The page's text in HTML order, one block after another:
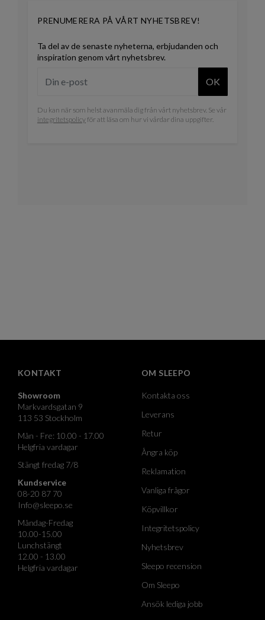
PRENUMERERA PÅ VÅRT NYHETSBREV!
Ta del av de senaste nyheterna, erbjudanden och
inspiration genom vårt nyhetsbrev.
OK
Du kan när som helst avanmäla dig från vårt nyhetsbrev. Se vår
integritetspolicyför att läsa om hur vi vårdar dina uppgifter.
KONTAKT
Showroom
Markvardsgatan 9
113 53 Stockholm
Mån - Fre: 10.00 - 17.00
Helgfria vardagar
Stängt fredag 7/8
Kundservice
08-20 87 70
Info@sleepo.se
Måndag-Fredag
10.00-15.00
Lunchstängt
12.00 - 13.00
Helgfria vardagar
OM SLEEPO
Kontakta oss
Leverans
Retur
Ångra köp
Reklamation
Vanliga frågor
Köpvillkor
Integritetspolicy
Nyhetsbrev
Sleepo recension
Om Sleepo
Ansök lediga jobb